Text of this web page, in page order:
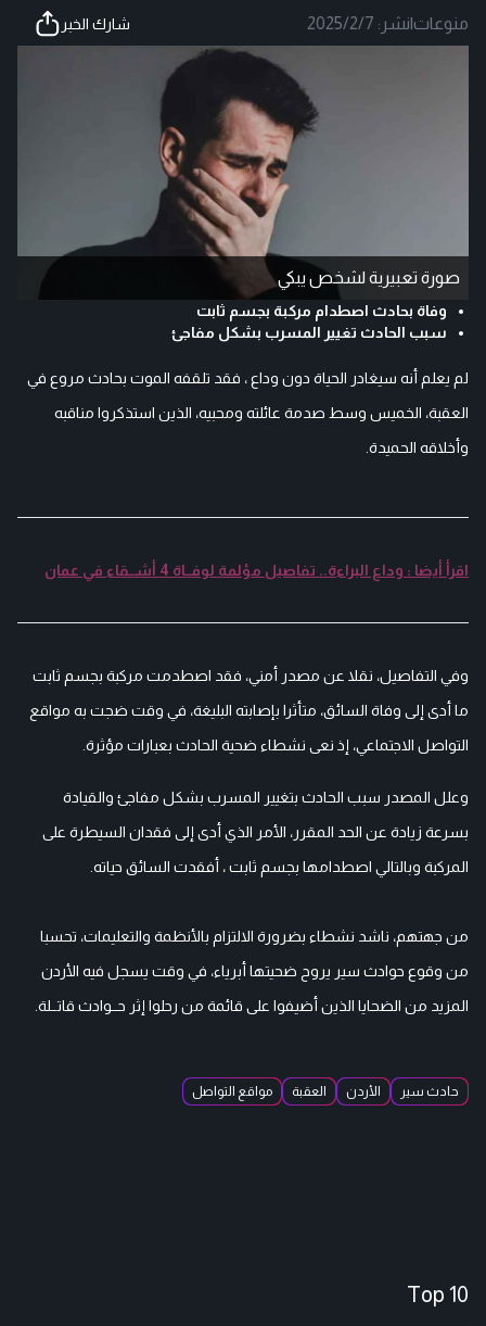
منوعات|نشر: 2025/2/7 شارك الخبر
صورة تعبيرية لشخص يبكي
وفاة بحادث اصطدام مركبة بجسم ثابت
سبب الحادث تغيير المسرب بشكل مفاجئ
لم يعلم أنه سيغادر الحياة دون وداع ، فقد تلقفه الموت بحادث مروع في
العقبة، الخميس وسط صدمة عائلته ومحبيه، الذين استذكروا مناقبه
وأخلاقه الحميدة.
اقرأ أيضا : وداع البراءة.. تفاصيل مؤلمة لوفــاة 4 أشــقاء في عمان
وفي التفاصيل، نقلا عن مصدر أمني، فقد اصطدمت مركبة بجسم ثابت
ما أدى إلى وفاة السائق، متأثرا بإصابته البليغة، في وقت ضجت به مواقع
التواصل الاجتماعي، إذ نعى نشطاء ضحية الحادث بعبارات مؤثرة.
وعلل المصدر سبب الحادث بتغيير المسرب بشكل مفاجئ والقيادة
بسرعة زيادة عن الحد المقرر، الأمر الذي أدى إلى فقدان السيطرة على
المركبة وبالتالي اصطدامها بجسم ثابت ، أفقدت السائق حياته.
من جهتهم، ناشد نشطاء بضرورة الالتزام بالأنظمة والتعليمات، تحسبا
من وقوع حوادث سير يروح ضحيتها أبرياء، في وقت يسجل فيه الأردن
المزيد من الضحايا الذين أضيفوا على قائمة من رحلوا إثر حــوادث قاتــلة.
حادث سير الأردن العقبة مواقع التواصل
Top 10